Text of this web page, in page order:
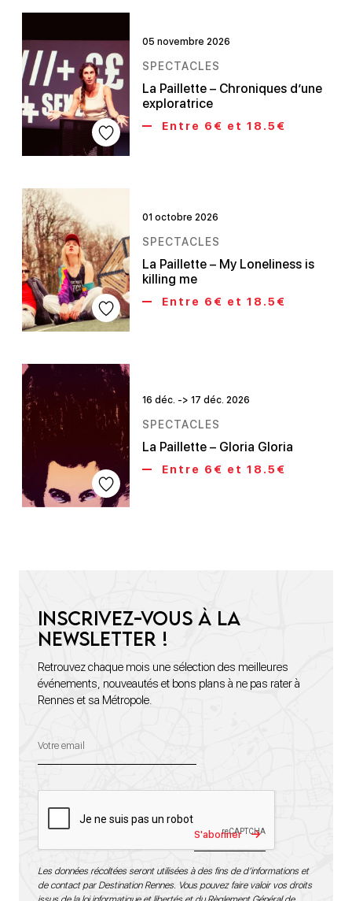
05 novembre 2026
SPECTACLES
La Paillette – Chroniques d’une
exploratrice
Entre 6€ et 18.5€
01 octobre 2026
SPECTACLES
La Paillette – My Loneliness is
killing me
Entre 6€ et 18.5€
16 déc. -> 17 déc. 2026
SPECTACLES
La Paillette – Gloria Gloria
Entre 6€ et 18.5€
Inscrivez-vous à la
newsletter !
Retrouvez chaque mois une sélection des meilleures
événements, nouveautés et bons plans à ne pas rater à
Rennes et sa Métropole.
S'abonner
Les données récoltées seront utilisées à des fins de d’informations et
de contact par Destination Rennes. Vous pouvez faire valoir vos droits